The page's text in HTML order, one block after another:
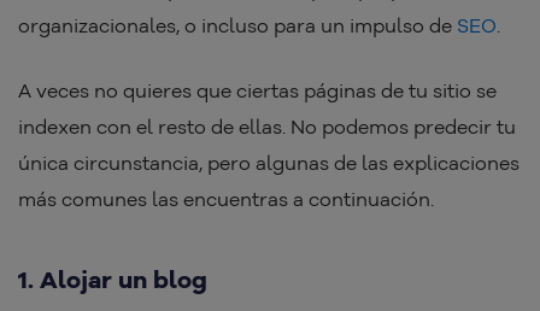
organizacionales, o incluso para un impulso de SEO
A veces no quieres que ciertas páginas de tu sitio se
indexen con el resto de ellas. No podemos predecir tu
única circunstancia, pero algunas de las explicaciones
más comunes las encuentras a continuación.
1. Alojar un blog